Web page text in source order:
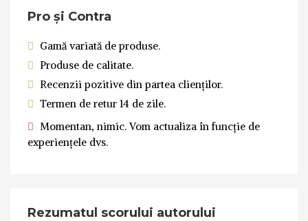
Pro și Contra
Gamă variată de produse.
Produse de calitate.
Recenzii pozitive din partea clienților.
Termen de retur 14 de zile.
Momentan, nimic. Vom actualiza în funcție de
experiențele dvs.
Rezumatul scorului autorului